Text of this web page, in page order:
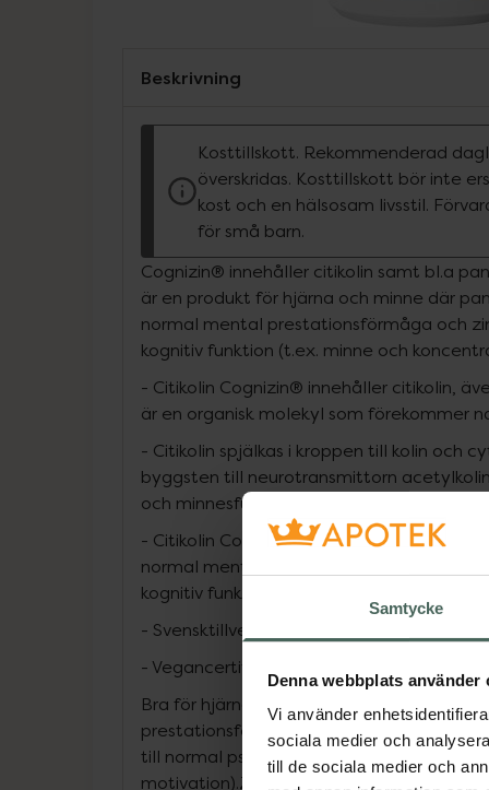
Samtycke
Denna webbplats använder
Vi använder
sociala medier och
till de sociala medier och
Beskrivning
Kosttillskott. Rekommenderad
överskridas. Kosttillskott bör inte
kost och en hälsosam livsstil.
för små barn.
Cognizin® innehåller citikolin samt bl.a
är en produkt för hjärna och minne där
normal mental prestationsförmåga och
kognitiv funktion (t.ex. minne och
- Citikolin Cognizin® innehåller citikolin,
är en organisk molekyl som förekommer
- Citikolin spjälkas i kroppen till kolin och
byggsten till neurotransmittorn
och minnesfunktion.
- Citikolin Cognizin® innehåller även
normal mental prestationsförmåga och
kognitiv funktion (t.ex. minne och
- Svensktillverkad
- Vegancertifierad
Bra för hjärna och minne!Pantotensyra
prestationsförmåga (som tänkande och
till normal psykologisk funktion (som
motivation).Zink bidrar till normal kognitiv